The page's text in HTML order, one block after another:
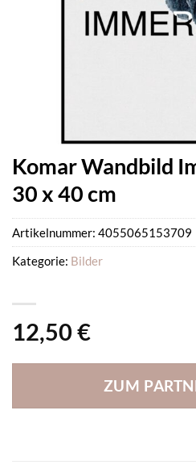
Komar Wandbild
30 x 40 cm
12,50 €
ZUM
Artikelnummer: 4055065153709
Kategorie: Bilder